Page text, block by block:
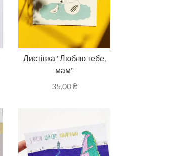
Листівка "Люблю тебе,
мам"
35,00₴